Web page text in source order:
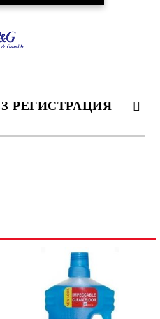
РЕГИСТРАЦИЯ
на работния ден.